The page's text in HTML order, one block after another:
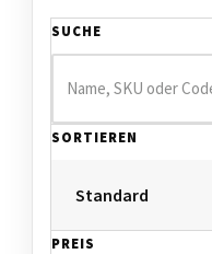
SUCHE
SORTIEREN
PREIS